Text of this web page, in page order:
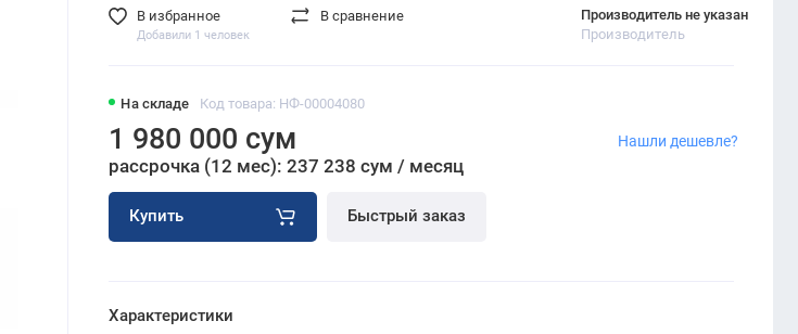
На складе Код товара: НФ-00004080
Производитель не указан
Производитель
1 980 000 сум
рассрочка (12 мес): 237 238 сум / месяц
Купить Быстрый заказ
Нашли дешевле?
В избранное
Добавили 1 человек
В сравнение
Характеристики